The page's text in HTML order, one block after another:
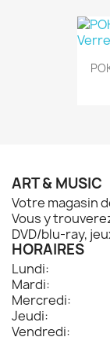
ART & MUSIC
Votre magasin
Vous y
DVD/blu-ray,
HORAIRES
Lundi:
Mardi:
Mercredi:
Jeudi:
Vendredi: